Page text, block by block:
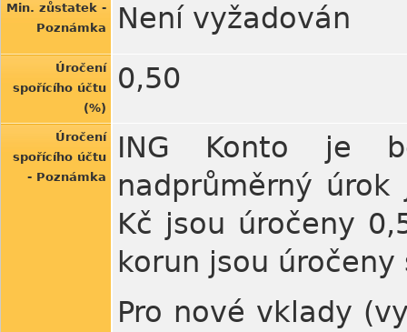
Min. zůstatek -
Poznámka
Není vyžadován
Úročení
spořícího účtu
(%)
0,50
Úročení
spořícího účtu
- Poznámka
ING Konto je
nadprůměrný
Kč jsou úročeny
korun jsou úročeny
Pro nové vklady